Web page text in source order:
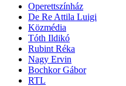
Operettszínház
De Re Attila Luigi
Közmédia
Tóth Ildikó
Rubint Réka
Nagy Ervin
Bochkor Gábor
RTL